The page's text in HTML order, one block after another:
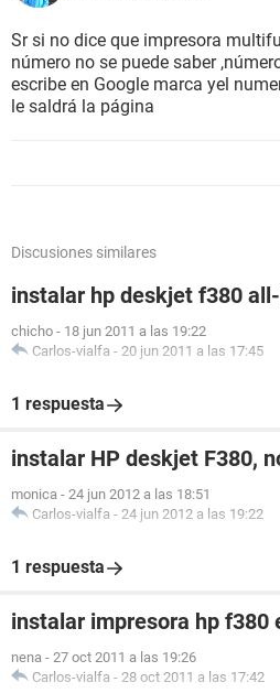
Sr si no dice que impresora
número no se puede saber
escribe en Google marca yel
le saldrá la página
Discusiones similares
instalar hp deskjet f380
chicho - 18 jun 2011 a las 19:22
Carlos-vialfa - 20 jun 2011 a las 17:45
1 respuesta
instalar HP deskjet F380,
monica - 24 jun 2012 a las 18:51
Carlos-vialfa - 24 jun 2012 a las 19:22
1 respuesta
instalar impresora hp f380
nena - 27 oct 2011 a las 19:26
Carlos-vialfa - 28 oct 2011 a las 17:42